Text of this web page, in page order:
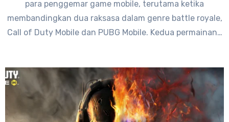
para penggemar game mobile, terutama ketika
membandingkan dua raksasa dalam genre battle royale,
Call of Duty Mobile dan PUBG Mobile. Kedua permainan…